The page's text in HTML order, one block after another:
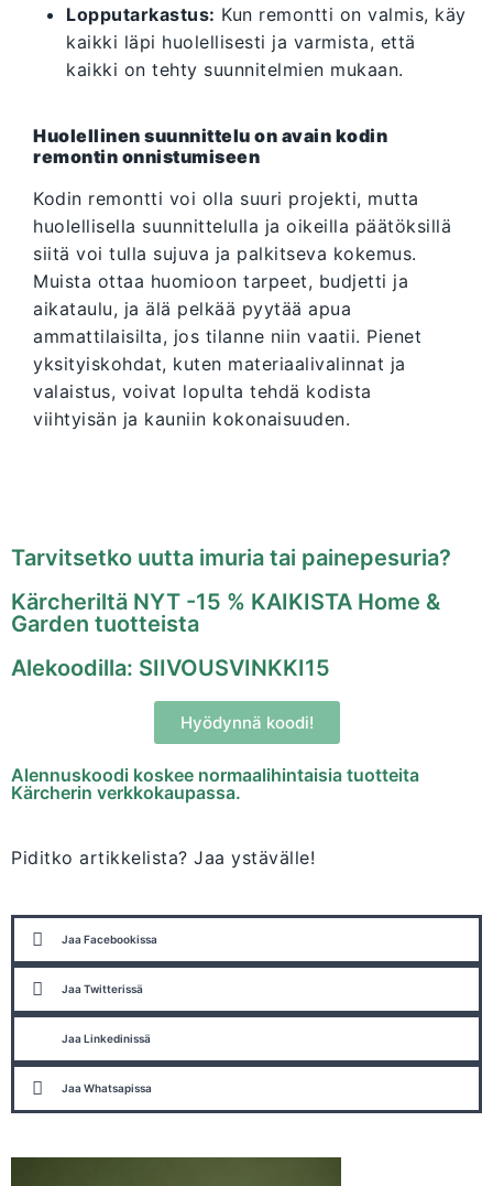
Lopputarkastus: Kun remontti on valmis, käy
kaikki läpi huolellisesti ja varmista, että
kaikki on tehty suunnitelmien mukaan.
Huolellinen suunnittelu on avain kodin
remontin onnistumiseen
Kodin remontti voi olla suuri projekti, mutta
huolellisella suunnittelulla ja oikeilla päätöksillä
siitä voi tulla sujuva ja palkitseva kokemus.
Muista ottaa huomioon tarpeet, budjetti ja
aikataulu, ja älä pelkää pyytää apua
ammattilaisilta, jos tilanne niin vaatii. Pienet
yksityiskohdat, kuten materiaalivalinnat ja
valaistus, voivat lopulta tehdä kodista
viihtyisän ja kauniin kokonaisuuden.
Tarvitsetko uutta imuria tai painepesuria?
Kärcheriltä NYT -15 % KAIKISTA Home &
Garden tuotteista
Alekoodilla: SIIVOUSVINKKI15
Hyödynnä koodi!
Alennuskoodi koskee normaalihintaisia tuotteita
Kärcherin verkkokaupassa.
Piditko artikkelista? Jaa ystävälle!
Jaa Facebookissa
Jaa Twitterissä
Jaa Linkedinissä
Jaa Whatsapissa